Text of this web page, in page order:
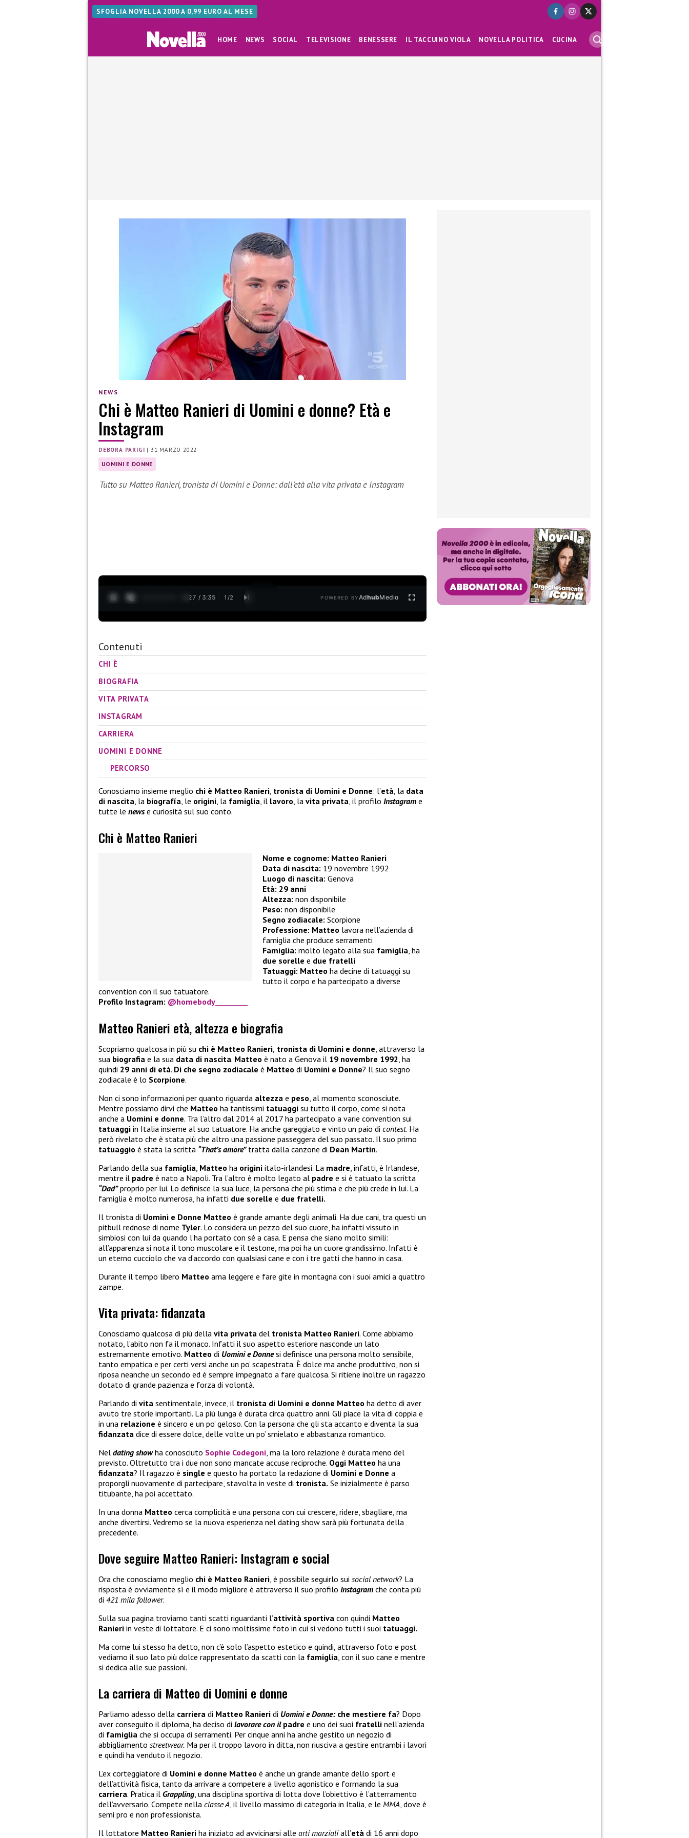
SFOGLIA NOVELLA 2000 A 0,99 EURO AL MESE
HOME NEWS SOCIAL TELEVISIONE BENESSERE IL TACCUINO VIOLA NOVELLA POLITICA CUCINA
NEWS
Chi è Matteo Ranieri di Uomini e donne? Età e
Instagram
DEBORA PARIGI | 31 MARZO 2022
UOMINI E DONNE
Tutto su Matteo Ranieri, tronista di Uomini e Donne: dall’età alla vita privata e Instagram
0:28 / 3:35 1 /2 POWERED BYAdhubMedia
Contenuti
CHI È
BIOGRAFIA
VITA PRIVATA
INSTAGRAM
CARRIERA
UOMINI E DONNE
PERCORSO
Conosciamo insieme meglio chi è Matteo Ranieri, tronista di Uomini e Donne: l’età, la data
di nascita, la biografía, le origini, la famiglia, il lavoro, la vita privata, il profilo Instagram e
tutte le newse curiosità sul suo conto.
Chi è Matteo Ranieri
Nome e cognome: Matteo Ranieri
Data di nascita: 19 novembre 1992
Luogo di nascita: Genova
Età: 29 anni
Altezza: non disponibile
Peso: non disponibile
Segno zodiacale: Scorpione
Professione: Matteo lavora nell’azienda di
famiglia che produce serramenti
Famiglia: molto legato alla sua famiglia, ha
due sorelle e due fratelli
Tatuaggi: Matteo ha decine di tatuaggi su
tutto il corpo e ha partecipato a diverse
convention con il suo tatuatore.
Profilo Instagram: @homebody_________
Matteo Ranieri età, altezza e biografia
Scopriamo qualcosa in più su chi è Matteo Ranieri tronista di Uomini e donne , attraverso la
sua biografia e la sua data di nascita. Matteo è nato a Genova il 19 novembre 1992 , ha
quindi 29 anni di età. Di che segno zodiacale è Matteo di Uomini e Donne? Il suo segno
zodiacale è lo Scorpione.
Non ci sono informazioni per quanto riguarda altezza e peso , al momento sconosciute.
Mentre possiamo dirvi che Matteo ha tantissimi tatuaggi su tutto il corpo, come si nota
anche a Uomini e donne. Tra l’altro dal 2014 al 2017 ha partecipato a varie convention sui
tatuaggi in Italia insieme al suo tatuatore. Ha anche gareggiato e vinto un paio di contest. Ha
però rivelato che è stata più che altro una passione passeggera del suo passato. Il suo primo
tatuaggio è stata la scritta “That’s amore” tratta dalla canzone di Dean Martin.
Parlando della sua famiglia Matteo ha origini italo-irlandesi. La madre , infatti, è Irlandese,
mentre il padre è nato a Napoli. Tra l’altro è molto legato al padre e si è tatuato la scritta
“Dad”proprio per lui. Lo definisce la sua luce, la persona che più stima e che più crede in lui. La
famiglia è molto numerosa, ha infatti due sorelle e due fratelli.
Il tronista di Uomini e Donne Matteo è grande amante degli animali. Ha due cani, tra questi un
pitbull rednose di nome Tyler. Lo considera un pezzo del suo cuore, ha infatti vissuto in
simbiosi con lui da quando l’ha portato con sé a casa. E pensa che siano molto simili:
all’apparenza si nota il tono muscolare e il testone, ma poi ha un cuore grandissimo. Infatti è
un eterno cucciolo che va d’accordo con qualsiasi cane e con i tre gatti che hanno in casa.
Durante il tempo libero Matteo ama leggere e fare gite in montagna con i suoi amici a quattro
zampe.
Vita privata: fidanzata
Conosciamo qualcosa di più della vita privata del tronista Matteo Ranieri. Come abbiamo
notato, l’abito non fa il monaco. Infatti il suo aspetto esteriore nasconde un lato
estremamente emotivo. Matteo di Uomini e Donnesi definisce una persona molto sensibile,
tanto empatica e per certi versi anche un po’ scapestrata. È dolce ma anche produttivo, non si
riposa neanche un secondo ed è sempre impegnato a fare qualcosa. Si ritiene inoltre un ragazzo
dotato di grande pazienza e forza di volontà.
Parlando di vita sentimentale, invece, il tronista di Uomini e donne Matteo ha detto di aver
avuto tre storie importanti. La più lunga è durata circa quattro anni. Gli piace la vita di coppia e
in una relazione è sincero e un po’ geloso. Con la persona che gli sta accanto e diventa la sua
fidanzata dice di essere dolce, delle volte un po’ smielato e abbastanza romantico.
Nel dating showha conosciuto Sophie Codegoni , ma la loro relazione è durata meno del
previsto. Oltretutto tra i due non sono mancate accuse reciproche. Oggi Matteo ha una
fidanzata? Il ragazzo è single e questo ha portato la redazione di Uomini e Donne a
proporgli nuovamente di partecipare, stavolta in veste di tronista. Se inizialmente è parso
titubante, ha poi accettato.
In una donna Matteo cerca complicità e una persona con cui crescere, ridere, sbagliare, ma
anche divertirsi. Vedremo se la nuova esperienza nel dating show sarà più fortunata della
precedente.
Dove seguire Matteo Ranieri: Instagram e social
Ora che conosciamo meglio chi è Matteo Ranieri, è possibile seguirlo sui social network? La
risposta è ovviamente sì e il modo migliore è attraverso il suo profilo Instagram che conta più
di 421 mila follower.
Sulla sua pagina troviamo tanti scatti riguardanti l’attività sportiva con quindi Matteo
Ranieri in veste di lottatore. E ci sono moltissime foto in cui si vedono tutti i suoi tatuaggi.
Ma come lui stesso ha detto, non c’è solo l’aspetto estetico e quindi, attraverso foto e post
vediamo il suo lato più dolce rappresentato da scatti con la famiglia, con il suo cane e mentre
si dedica alle sue passioni.
La carriera di Matteo di Uomini e donne
Parliamo adesso della carriera di Matteo Ranieri di Uomini eDonne: che mestiere fa? Dopo
aver conseguito il diploma, ha deciso di lavorare con il padre e uno dei suoi fratelli nell’azienda
di famiglia che si occupa di serramenti. Per cinque anni ha anche gestito un negozio di
abbigliamento streetwear. Ma per il troppo lavoro in ditta, non riusciva a gestire entrambi i lavori
e quindi ha venduto il negozio.
L’ex corteggiatore di Uomini e donne Matteo è anche un grande amante dello sport e
dell’attività fisica, tanto da arrivare a competere a livello agonistico e formando la sua
carriera. Pratica il Grappling, una disciplina sportiva di lotta dove l’obiettivo è l’atterramento
dell’avversario. Compete nella classe A, il livello massimo di categoria in Italia, e le MMA, dove è
semi pro e non professionista.
Il lottatore Matteo Ranieri ha iniziato ad avvicinarsi alle arti marzialiall’età di 16 anni dopo